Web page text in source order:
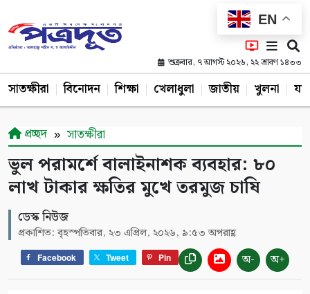
EN
শুক্রবার, ৭ আগস্ট ২০২৬, ২২ শ্রাবণ ১৪৩৩
সাতক্ষীরা বিনোদন শিক্ষা খেলাধুলা জাতীয় খুলনা
প্রচ্ছদ সাতক্ষীরা
ভুল পরামর্শে বালাইনাশক ব্যবহার: ৮০
লাখ টাকার ক্ষতির মুখে তরমুজ চাষি
ডেস্ক নিউজ
প্রকাশিত: বৃহস্পতিবার, ২৩ এপ্রিল, ২০২৬, ৯:৫৩ অপরাহ্ণ
Facebook Tweet Pin অ- অ+